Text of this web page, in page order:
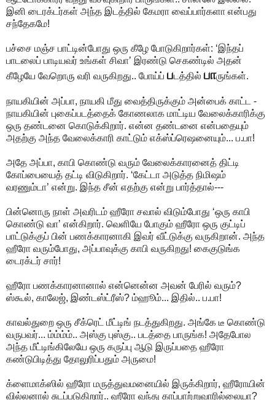
இனி டைரக்டர்கள் அந்த இடத்தில் கேமரா வைப்பார்களா என்பது
சந்தேகமே!
பச்சை மஞ்ச பாட்டின்போது ஒரு கீழே போடுகிறார்கள்: ‘இந்தப்
பாடலைப் பாடியவர் உங்கள் சிவா’ இரண்டு செகண்டில் அதன்
கீழேயே வேறொரு வரி வருகிறது.. போய்ப் படத்தில் பாருங்கள்.
நாயகியின் அப்பா, நாயகி மீது வைத்திருக்கும் அன்பைக் காட்ட -
நாயகியின் புகைப்படத்தைக் கோணலாக மாட்டிய வேலைக்காரிக்கு
ஒரு தண்டனை கொடுக்கிறார். என்ன தண்டனை என்பதையும்
அதற்கு அந்த வேலைக்காரி காட்டும் எக்ஸ்ப்ரெஷனையும்... ப.பா!
அதே அப்பா, காபி கொண்டு வரும் வேலைக்காரனைத் திட்டி
கோப்பையைத் தட்டி விடுகிறார். ‘கேட்டா அடுத்த நிமிஷம்
வரணும்டா’ என்று. இந்த சீன் எதற்கு என்று பார்த்தால்---
பின்னொரு நாள் அவரிடம் ஹீரோ சவால் விடும்போது ‘ஒரு காபி
கொண்டு வா’ என்கிறார். வெளியே போகும் ஹீரோ ஒரு குட்டிப்
பாட்டுக்குப் பின் பணக்காரனாகி இவர் வீட்டுக்கு வருகிறான். அந்த
ஹீரோ வரும்போது, அப்பாவுக்கு காபி வருகிறது! கைகுடுங்க
டைரக்டர் சார்!
ஹீரோ பணக்காரனானால் என்னென்ன அவன் பேரில் வரும்?
ஸ்கூல், காலேஜ், இண்டஸ்ட்ரீஸ்? ம்ஹூம்... இதில்.. ப.பா!
காவல்துறை ஒரு சீக்ரெட் மீட்டிங் நடத்துகிறது. அங்கே டீ கொண்டு
வருபவர்... ம்ம்ம்ம்.. அஸ்கு புஸ்கு.. படத்தை பாருங்க! அதேபோல
அந்த மீட்டிங்கிலேயே ஒரு கருப்பு ஆடு இருப்பதை ஹீரோ
கண்டுபிடித்து தோலுரிப்பதும் அருமை!
க்ளைமாக்ஸில் ஹீரோ மருத்துவமனையில் இருக்கிறார், ஹீரோயின்
வில்லனால் சுடப்படுகிறார்.. ஹீரோ வந்து காப்பாற்றுவாரில்லையா?